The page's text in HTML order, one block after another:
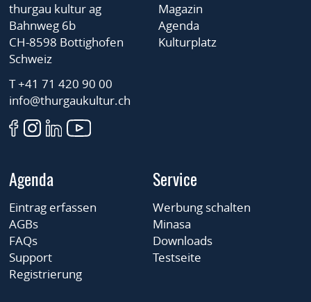
thurgau kultur ag
Bahnweg 6b
CH-8598 Bottighofen
Schweiz
T +41 71 420 90 00
info@thurgaukultur.ch
Magazin
Agenda
Kulturplatz
Agenda
Eintrag erfassen
AGBs
FAQs
Support
Registrierung
Service
Werbung schalten
Minasa
Downloads
Testseite